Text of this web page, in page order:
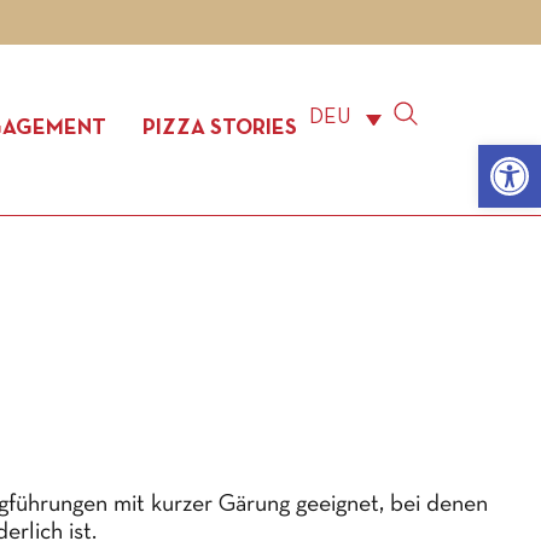
PIZZA STORIES
DEU
mit kurzer Gärung geeignet, bei denen
ist.